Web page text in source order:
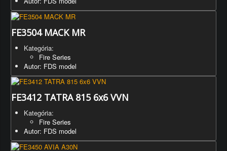
FE3504 MACK MR
Kategória:
Fire Series
Autor: FDS model
FE3412 TATRA 815 6x6 VVN
Kategória:
Fire Series
Autor: FDS model